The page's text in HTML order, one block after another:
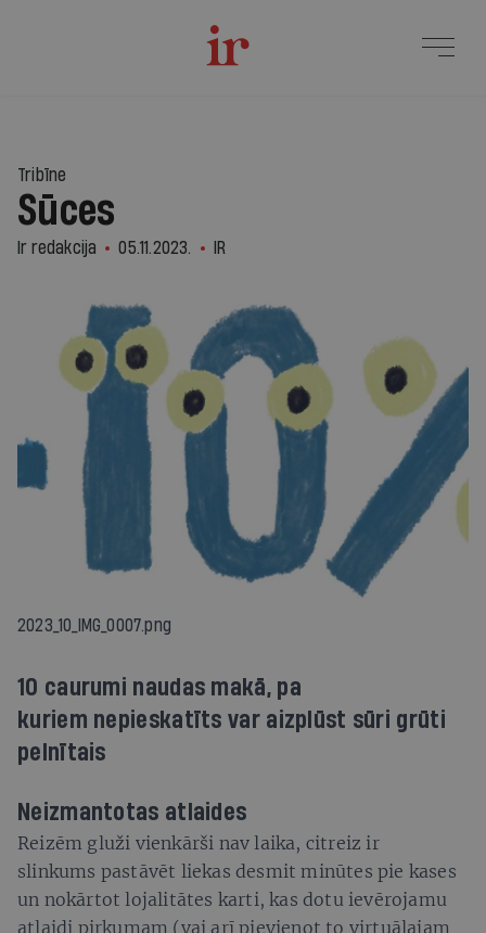
Tribīne
Sūces
Ir redakcija 05.11.2023. IR
2023_10_IMG_0007.png
10 caurumi naudas makā, pa
kuriem nepieskatīts var aizplūst sūri grūti
pelnītais
Neizmantotas atlaides
Reizēm gluži vienkārši nav laika, citreiz ir
slinkums pastāvēt liekas desmit minūtes pie kases
un nokārtot lojalitātes karti, kas dotu ievērojamu
atlaidi pirkumam (vai arī pievienot to virtuālajam